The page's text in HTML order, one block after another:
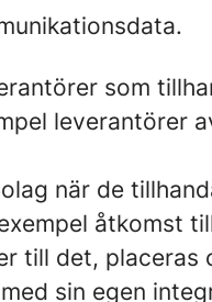
som
leverantörer
när de
åtkomst
till det,
sin egen